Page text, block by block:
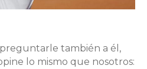
también a él,
lo mismo que nosotros: